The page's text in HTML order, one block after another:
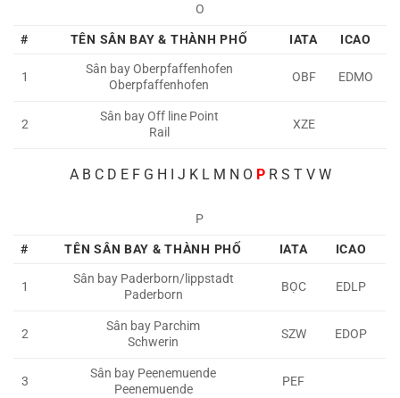
O
#
TÊN SÂN BAY & THÀNH PHỐ IATA ICAO
1
Sân bay Oberpfaffenhofen
Oberpfaffenhofen
OBF EDMO
2
Sân bayOff line Point
Rail
XZE
A B C D E F G H I J K L M N O PR S T V W
P
#
TÊN SÂN BAY & THÀNH PHỐ IATA ICAO
1
Sân bay Paderborn/lippstadt
Paderborn
BỌC EDLP
2
Sân bay Parchim
Schwerin
SZW EDOP
3
Sân bay Peenemuende
Peenemuende
PEF